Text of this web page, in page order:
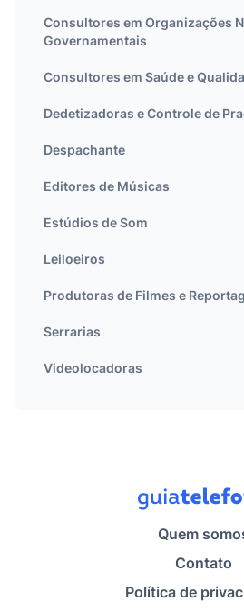
Consultores em Organizações
Governamentais
Consultores em Saúde e
Dedetizadoras e Controle de
Despachante
Editores de Músicas
Estúdios de Som
Leiloeiros
Produtoras de Filmes e
Serrarias
Videolocadoras
Quem
Contato
Política de